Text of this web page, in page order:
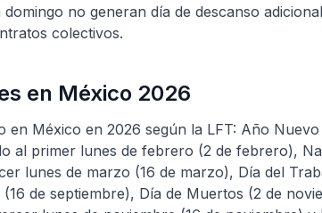
no generan día de descanso
colectivos.
en México 2026
en México en 2026 según la LFT: Año
al primer lunes de febrero (2 de febrero),
lunes de marzo (16 de marzo), Día del
de septiembre), Día de Muertos (2 de